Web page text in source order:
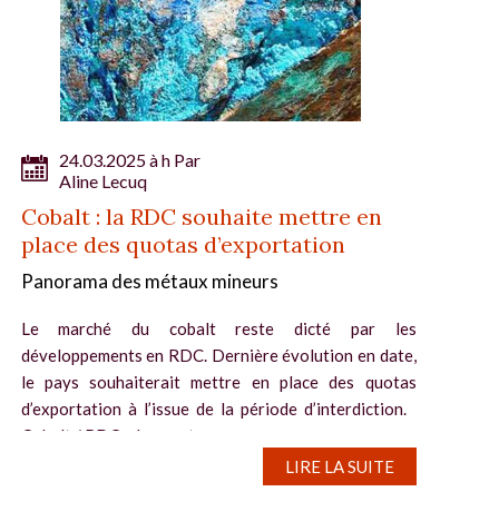
24.03.2025 à h Par
Aline Lecuq
Cobalt : la RDC souhaite mettre en
place des quotas d’exportation
Panorama des métaux mineurs
Le marché du cobalt reste dicté par les
développements en RDC. Dernière évolution en date,
le pays souhaiterait mettre en place des quotas
d’exportation à l’issue de la période d’interdiction.
Cobalt / RDC : des quotas...
LIRE LA SUITE